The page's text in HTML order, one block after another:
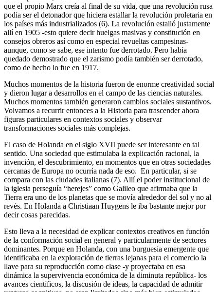
que el propio Marx creía al final de su vida, que una revolución rusa
podía ser el detonador que hiciera estallar la revolución proletaria en
los países más industrializados (6). La revolución estalló justamente
allí en 1905 -esto quiere decir huelgas masivas y constitución en
consejos obreros así como en especial revueltas campesinas-
aunque, como se sabe, ese intento fue derrotado. Pero había
quedado demostrado que el zarismo podía también ser derrotado,
como de hecho lo fue en 1917.
Muchos momentos de la historia fueron de enorme creatividad social
y dieron lugar a desarrollos en el campo de las ciencias naturales.
Muchos momentos también generaron cambios sociales sustantivos.
Volvamos a recurrir entonces a la Historia para trascender ahora
figuras particulares en contextos sociales y observar
transformaciones sociales más complejas.
El caso de Holanda en el siglo XVII puede ser interesante en tal
sentido. Una sociedad que estimulaba la explicación racional, la
invención, el descubrimiento, en momentos que en otras sociedades
cercanas de Europa no ocurría nada de eso. En particular, si se
compara con las ciudades italianas (7). Allí el poder institucional de
la iglesia perseguía “herejes” como Galileo que afirmaba que la
Tierra era uno de los planetas que se movía alrededor del sol y no al
revés. En Holanda a Christiaan Huygens le iba bastante mejor por
decir cosas parecidas.
Esto lleva a la necesidad de explicar contextos creativos en función
de la conformación social en general y particularmente de sectores
dominantes. Porque en Holanda, con una burguesía emergente que
identificaba en la exploración de tierras lejanas para el comercio la
llave para su reproducción como clase -y proyectaba en esa
dinámica la supervivencia económica de la diminuta república- los
avances científicos, la discusión de ideas, la capacidad de admitir